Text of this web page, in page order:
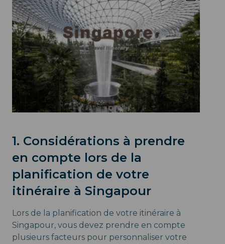
1. Considérations à prendre
en compte lors de la
planification de votre
itinéraire à Singapour
Lors de la planification de votre itinéraire à
Singapour, vous devez prendre en compte
plusieurs facteurs pour personnaliser votre